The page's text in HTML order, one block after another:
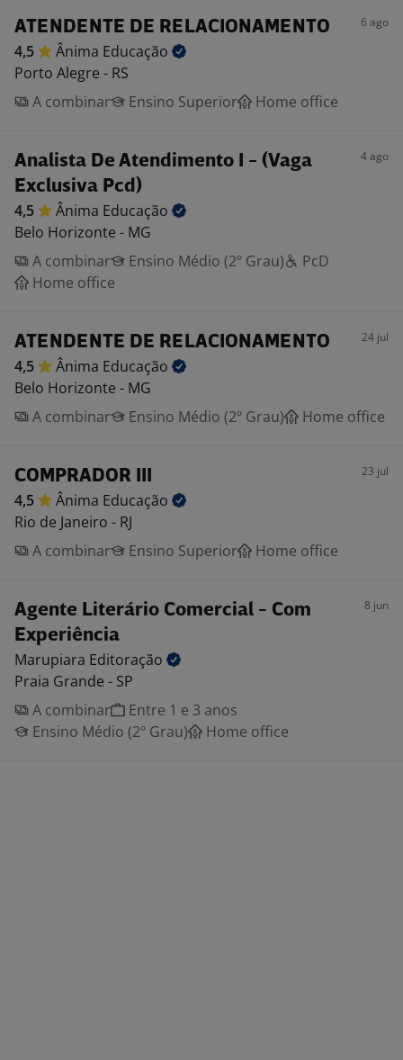
ATENDENTE DE RELACIONAMENTO 6 ago
4,5 Ânima Educação
Porto Alegre - RS
A combinar
Ensino Superior Home office
Analista De Atendimento I - (Vaga
Exclusiva Pcd)
4 ago
4,5 Ânima Educação
Belo Horizonte - MG
A combinar
Ensino Médio (2º Grau)
PcD
Home office
ATENDENTE DE RELACIONAMENTO 24 jul
4,5 Ânima Educação
Belo Horizonte - MG
A combinar
Ensino Médio (2º Grau) Home office
COMPRADOR III 23 jul
4,5 Ânima Educação
Rio de Janeiro - RJ
A combinar
Ensino Superior Home office
Agente Literário Comercial - Com
Experiência
8 jun
Marupiara Editoração
Praia Grande - SP
A combinar
Entre 1 e 3 anos
Ensino Médio (2º Grau)
Home office